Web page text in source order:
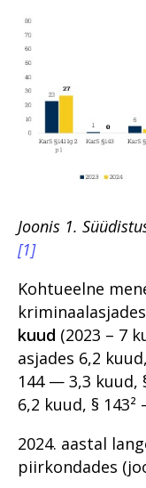
Joonis 1.
[1]
Kohtueelne
kuud (2023 – 7
asjades 6,2
144 — 3,3 kuud,
6,2 kuud, §
2024. aastal
piirkondades